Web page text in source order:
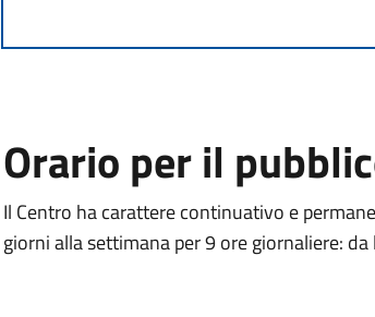
Orario per il
Il Centro ha carattere continuativo e
giorni alla settimana per 9 ore giornaliere: